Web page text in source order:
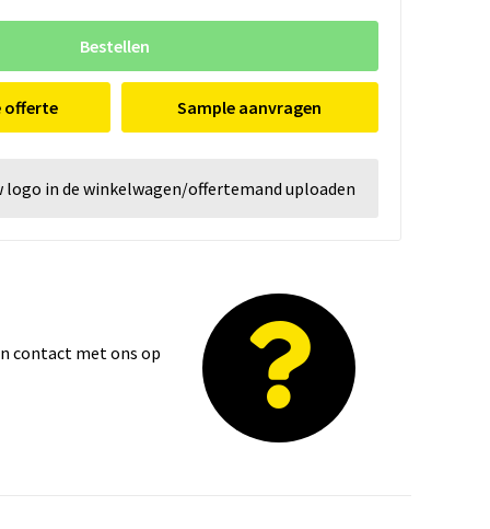
Bestellen
offerte Sample aanvragen
logo in de winkelwagen/offertemand uploaden
contact met ons op